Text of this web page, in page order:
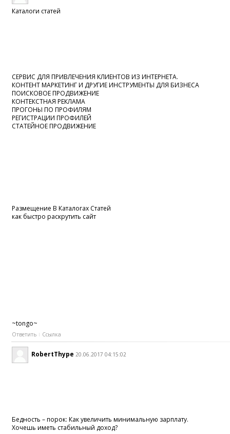
Каталоги статей
СЕРВИС ДЛЯ ПРИВЛЕЧЕНИЯ КЛИЕНТОВ ИЗ ИНТЕРНЕТА.
КОНТЕНТ МАРКЕТИНГ И ДРУГИЕ ИНСТРУМЕНТЫ ДЛЯ БИЗНЕСА
ПОИСКОВОЕ ПРОДВИЖЕНИЕ
КОНТЕКСТНАЯ РЕКЛАМА
ПРОГОНЫ ПО ПРОФИЛЯМ
РЕГИСТРАЦИИ ПРОФИЛЕЙ
СТАТЕЙНОЕ ПРОДВИЖЕНИЕ
Размещение В Каталогах Статей
как быстро раскрутить сайт
~tongo~
Ответить Ссылка
RobertThype 20.06.2017 04:15:02
Бедность – порок: Как увеличить минимальную зарплату.
Хочешь иметь стабильный доход?